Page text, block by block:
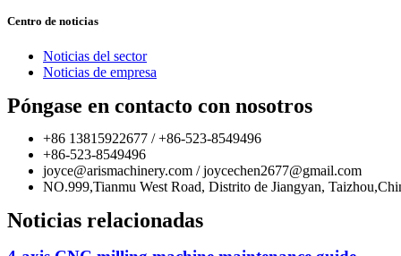
Centro de noticias
Noticias del sector
Noticias de empresa
Póngase en contacto con nosotros
+86 13815922677 / +86-523-8549496
+86-523-8549496
joyce@arismachinery.com / joycechen2677@gmail.com
NO.999,Tianmu West Road, Distrito de Jiangyan,
Noticias relacionadas